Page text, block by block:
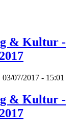
& Kultur -
07/2017 - 15:01
& Kultur -